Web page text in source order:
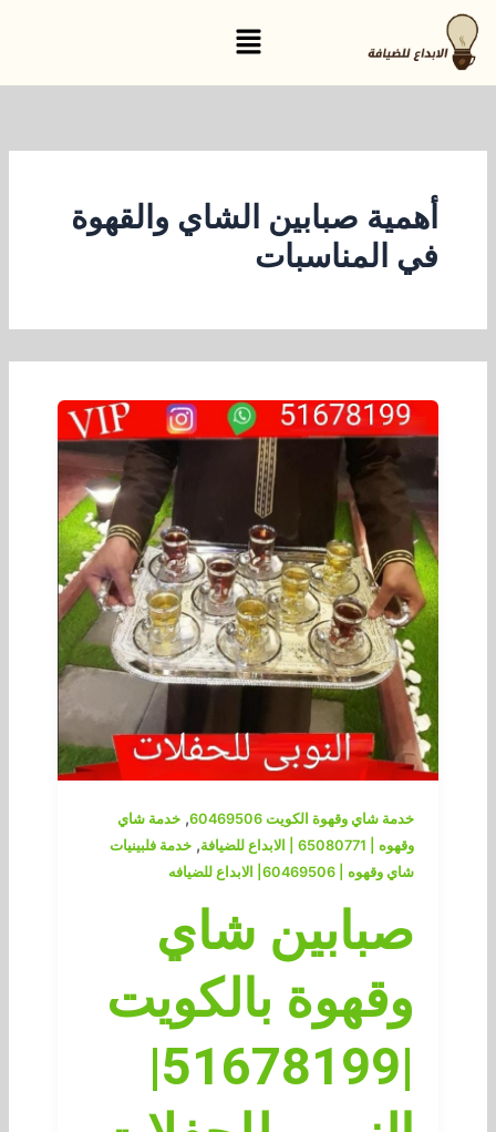
تخطي
إلى
المحتوى
القائمة
أهمية صبابين الشاي والقهوة
في المناسبات
خدمة شاي وقهوة الكويت 60469506 ,خدمة شاي
وقهوه | 65080771 | الابداع للضيافة
,خدمة فلبينيات
شاي وقهوه | 60469506| الابداع للضيافه
صبابين شاي
وقهوة بالكويت
|51678199|